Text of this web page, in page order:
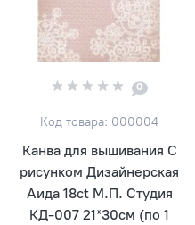
0
Код товара: 000004
Канва для вышивания С
рисунком Дизайнерская
Аида 18ct М.П. Студия
КД-007 21*30см (по 1